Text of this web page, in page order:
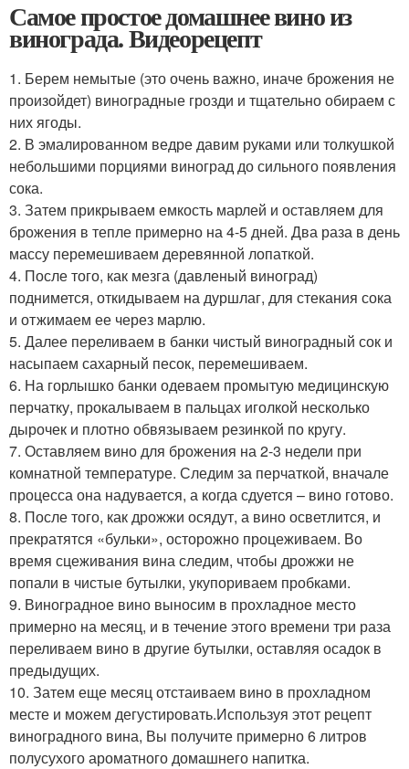
Самое простое домашнее вино из
винограда. Видеорецепт
1. Берем немытые (это очень важно, иначе брожения не
произойдет) виноградные грозди и тщательно обираем с
них ягоды.
2. В эмалированном ведре давим руками или толкушкой
небольшими порциями виноград до сильного появления
сока.
3. Затем прикрываем емкость марлей и оставляем для
брожения в тепле примерно на 4-5 дней. Два раза в день
массу перемешиваем деревянной лопаткой.
4. После того, как мезга (давленый виноград)
поднимется, откидываем на дуршлаг, для стекания сока
и отжимаем ее через марлю.
5. Далее переливаем в банки чистый виноградный сок и
насыпаем сахарный песок, перемешиваем.
6. На горлышко банки одеваем промытую медицинскую
перчатку, прокалываем в пальцах иголкой несколько
дырочек и плотно обвязываем резинкой по кругу.
7. Оставляем вино для брожения на 2-3 недели при
комнатной температуре. Следим за перчаткой, вначале
процесса она надувается, а когда сдуется – вино готово.
8. После того, как дрожжи осядут, а вино осветлится, и
прекратятся «бульки», осторожно процеживаем. Во
время сцеживания вина следим, чтобы дрожжи не
попали в чистые бутылки, укупориваем пробками.
9. Виноградное вино выносим в прохладное место
примерно на месяц, и в течение этого времени три раза
переливаем вино в другие бутылки, оставляя осадок в
предыдущих.
10. Затем еще месяц отстаиваем вино в прохладном
месте и можем дегустировать.Используя этот рецепт
виноградного вина, Вы получите примерно 6 литров
полусухого ароматного домашнего напитка.